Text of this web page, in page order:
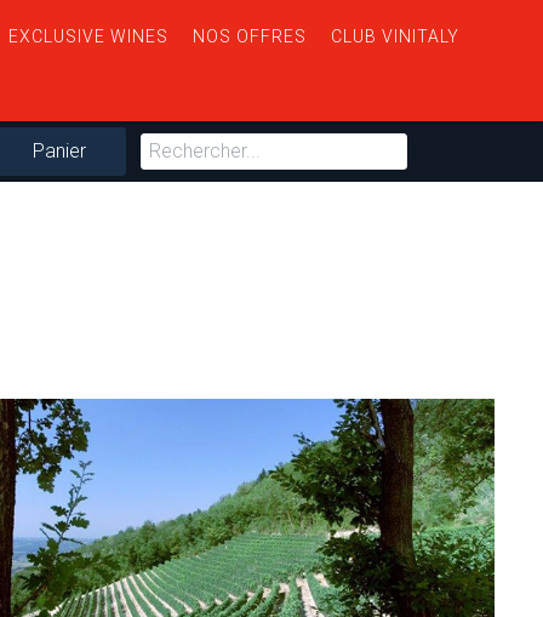
EXCLUSIVE WINES NOS OFFRES CLUB VINITALY
Panier